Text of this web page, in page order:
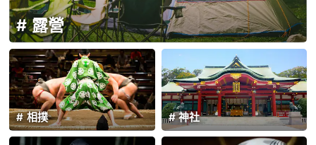
露營
神社
相撲